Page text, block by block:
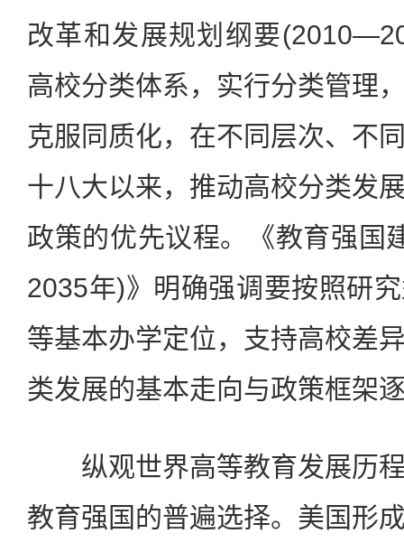
改革和发展规划纲要
高校分类体系，实行分类管理
克服同质化，在不同层次、不
十八大以来，推动高校分类发
政策的优先议程。《教育强
2035年)》明确强调要按照研
等基本办学定位，支持高校差
类发展的基本走向与政策框架
纵观世界高等教育发展历程
教育强国的普遍选择。美国形